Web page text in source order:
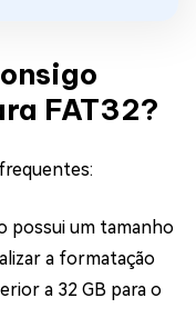
FAT32?
possui um tamanho
a formatação
a 32 GB para o